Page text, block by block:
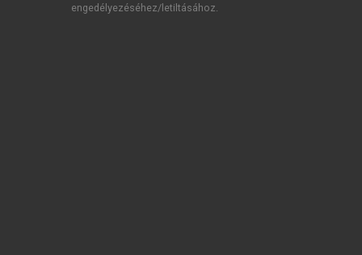
engedélyezéséhez/letiltásához.